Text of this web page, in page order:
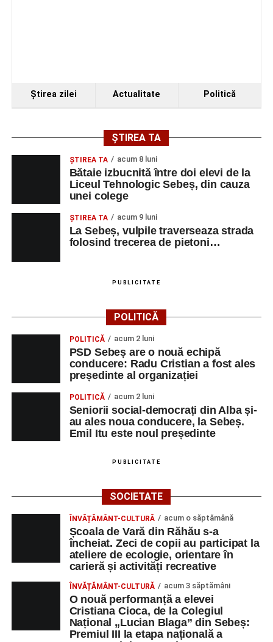
Ştirea zilei Actualitate Politică
ȘTIREA TA
ŞTIREA TA acum 8 luni
Bătaie izbucnită între doi elevi de la
Liceul Tehnologic Sebeș, din cauza
unei colege
ŞTIREA TA acum 9 luni
La Sebeș, vulpile traverseaza strada
folosind trecerea de pietoni…
PUBLICITATE
POLITICĂ
POLITICĂ acum 2 luni
PSD Sebeș are o nouă echipă
conducere: Radu Cristian a fost ales
președinte al organizației
POLITICĂ acum 2 luni
Seniorii social-democrați din Alba și-
au ales noua conducere, la Sebeș.
Emil Itu este noul președinte
PUBLICITATE
SOCIETATE
ÎNVĂȚĂMÂNT-CULTURĂ acum o săptămână
Școala de Vară din Răhău s-a
încheiat. Zeci de copii au participat la
ateliere de ecologie, orientare în
carieră și activități recreative
ÎNVĂȚĂMÂNT-CULTURĂ acum 3 săptămâni
O nouă performanță a elevei
Cristiana Cioca, de la Colegiul
Național „Lucian Blaga” din Sebeș:
Premiul III la etapa națională a